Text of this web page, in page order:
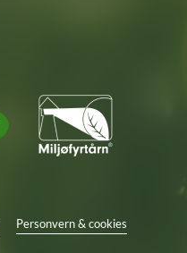
Personvern & cookies